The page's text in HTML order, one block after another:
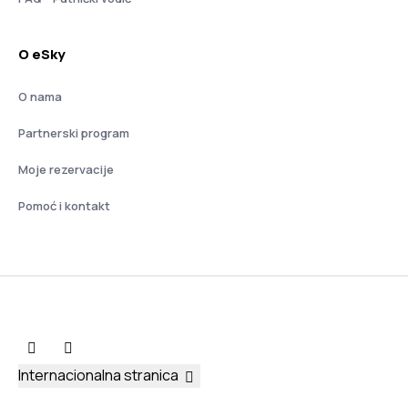
O eSky
O nama
Partnerski program
Moje rezervacije
Pomoć i kontakt
Internacionalna stranica